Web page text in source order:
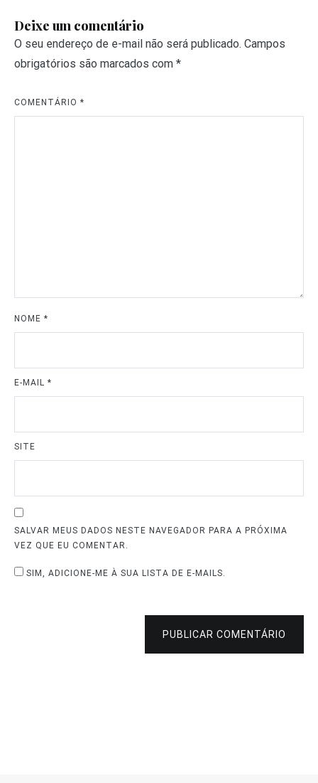
Deixe um comentário
O seu endereço de e-mail não será publicado. Campos
obrigatórios são marcados com *
COMENTÁRIO *
NOME *
E-MAIL *
SITE
SALVAR MEUS DADOS NESTE NAVEGADOR PARA A PRÓXIMA
VEZ QUE EU COMENTAR.
SIM, ADICIONE-ME À SUA LISTA DE E-MAILS.
PUBLICAR COMENTÁRIO